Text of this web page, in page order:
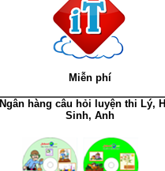
Miễn phí
Ngân hàng câu hỏi luyện thi Lý,
Sinh, Anh